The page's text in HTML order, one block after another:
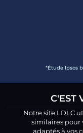
*Étude Ipsos
C'EST
Notre site LDLC
similaires pour
adaptés à vos